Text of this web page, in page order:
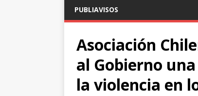
PUBLIAVISOS
Asociación
al Gobierno
la violencia en